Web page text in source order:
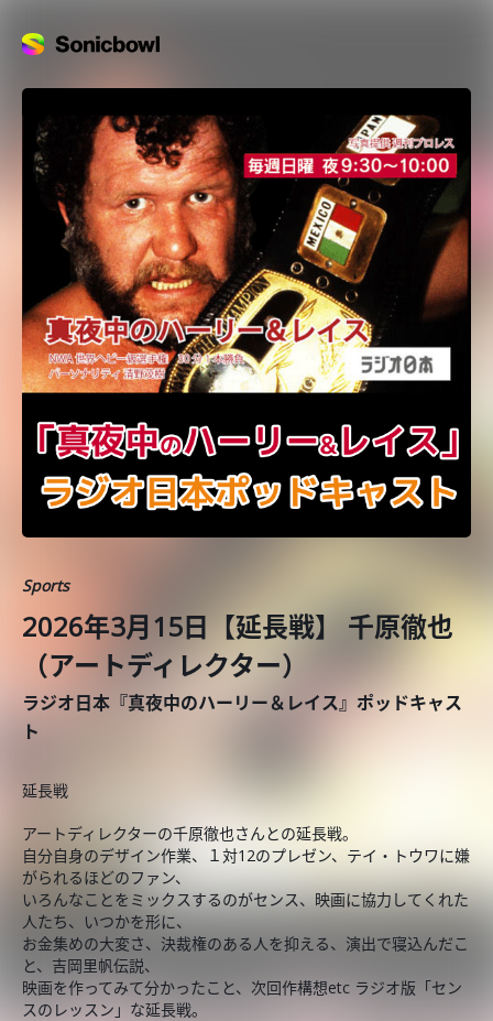
Sports
2026年3月15日【延長戦】 千原徹也
（アートディレクター）
ラジオ日本『真夜中のハーリー＆レイス』ポッドキャス
ト
延長戦
アートディレクターの千原徹也さんとの延長戦。
自分自身のデザイン作業、１対12のプレゼン、テイ・トウワに嫌
がられるほどのファン、
いろんなことをミックスするのがセンス、映画に協力してくれた
人たち、いつかを形に、
お金集めの大変さ、決裁権のある人を抑える、演出で寝込んだこ
と、吉岡里帆伝説、
映画を作ってみて分かったこと、次回作構想etc ラジオ版「セン
スのレッスン」な延長戦。